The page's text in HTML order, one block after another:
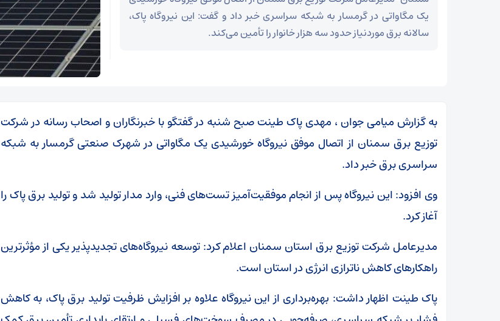
یک مگاواتی در گرمسار به شبکه سراسری خبر داد و گفت: این نیروگاه پاک،
سالانه برق موردنیاز حدود سه هزار خانوار را تأمین می‌کند.
به گزارش میامی جوان ، مهدی پاک طینت صبح شنبه در گفتگو با خبرنگاران و اصحاب رسانه در شرکت
توزیع برق سمنان از اتصال موفق نیروگاه خورشیدی یک مگاواتی در شهرک صنعتی گرمسار به شبکه
سراسری برق خبر داد.
وی افزود: این نیروگاه پس از انجام موفقیت‌آمیز تست‌های فنی، وارد مدار تولید شد و تولید برق پاک را
آغاز کرد.
مدیرعامل شرکت توزیع برق استان سمنان اعلام کرد: توسعه نیروگاه‌های تجدیدپذیر یکی از مؤثرترین
راهکارهای کاهش ناترازی انرژی در استان است.
پاک طینت اظهار داشت: بهره‌برداری از این نیروگاه علاوه بر افزایش ظرفیت تولید برق پاک، به کاهش
بقائی: برنامه‌ای برای سفر به قطر و پاکستان نداریم
دستگیری سارقان اموال عمومی و شخصی در سمنان